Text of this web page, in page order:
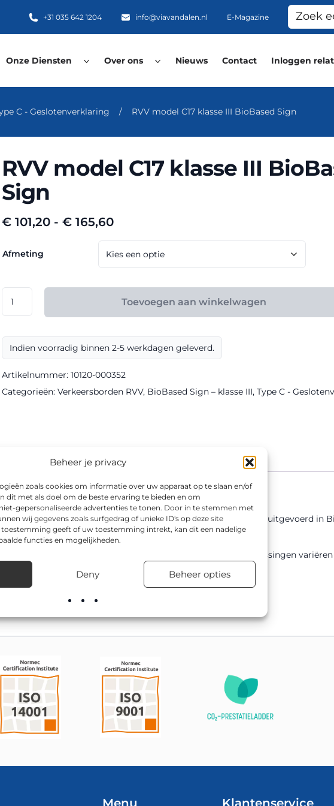
Beheer je privacy
zoals cookies om informatie over uw apparaat op te slaan en/of
dit met als doel om de beste ervaring te bieden en om
gepersonaliseerde advertenties te tonen. Door in te stemmen met
wij gegevens zoals surfgedrag of unieke ID's op deze site
toestemming geeft of uw toestemming intrekt, kan dit een nadelige
functies en mogelijkheden.
Deny Beheer opties
+31 035 642 1204 info@viavandalen.nl E-Magazine
Onze Diensten Over ons Nieuws Contact Inloggen
C - Geslotenverklaring / RVV model C17 klasse III BioBased Sign
RVV model C17 klasse III
Sign
€ 101,20 - € 165,60Prijsklasse:
€ 101,20
tot
€ 165,60
Afmeting
model
klasse
Sign
aantal
Toevoegen aan winkelwagen
Indien voorradig binnen 2-5 werkdagen geleverd.
Artikelnummer: 10120-000352
Categorieën: Verkeersborden RVV, BioBased Sign – klasse III, Type C -
voor heldere communicatie naar weggebruikers. Het bord is uitgevoerd in
goed afleesbaar.
en is leverbaar in o.a. Ø 600mm en Ø 800mm. Toepassingen
schoolzones en woonwijken.
inclusief advies over de juiste bevestigingsmaterialen.
Menu Klantenservice